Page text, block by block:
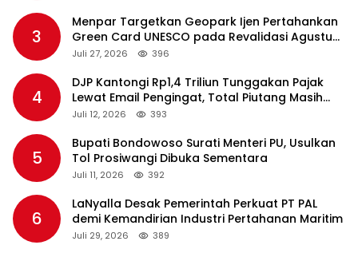
3
Menpar Targetkan Geopark Ijen Pertahankan
Green Card UNESCO pada Revalidasi Agustus
2026
Juli 27, 2026 396
4
DJP Kantongi Rp1,4 Triliun Tunggakan Pajak
Lewat Email Pengingat, Total Piutang Masih
Rp36 Triliun
Juli 12, 2026 393
5
Bupati Bondowoso Surati Menteri PU, Usulkan
Tol Prosiwangi Dibuka Sementara
Juli 11, 2026 392
6
LaNyalla Desak Pemerintah Perkuat PT PAL
demi Kemandirian Industri Pertahanan Maritim
Juli 29, 2026 389